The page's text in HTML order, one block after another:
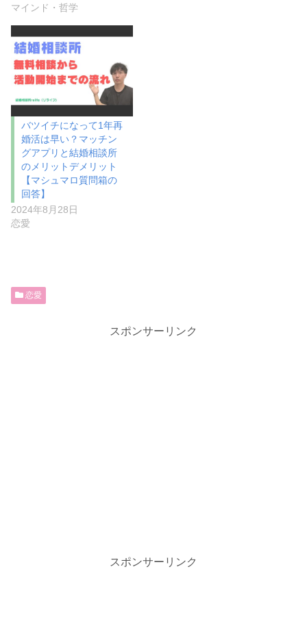
マインド・哲学
バツイチになって1年再
婚活は早い？マッチン
グアプリと結婚相談所
のメリットデメリット
【マシュマロ質問箱の
回答】
2024年8月28日
恋愛
恋愛
スポンサーリンク
スポンサーリンク